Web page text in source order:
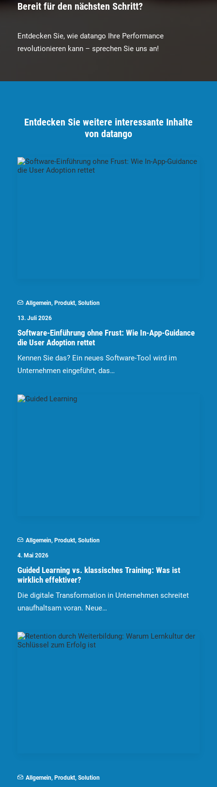
Bereit für den nächsten Schritt?
Entdecken Sie, wie datango Ihre Performance
revolutionieren kann – sprechen Sie uns an!
Entdecken Sie weitere interessante Inhalte
von datango
Allgemein, Produkt, Solution
13. Juli 2026
Software-Einführung ohne Frust: Wie In-App-Guidance
die User Adoption rettet
Kennen Sie das? Ein neues Software-Tool wird im
Unternehmen eingeführt, das…
Allgemein, Produkt, Solution
4. Mai 2026
Guided Learning vs. klassisches Training: Was ist
wirklich effektiver?
Die digitale Transformation in Unternehmen schreitet
unaufhaltsam voran. Neue…
Allgemein, Produkt, Solution